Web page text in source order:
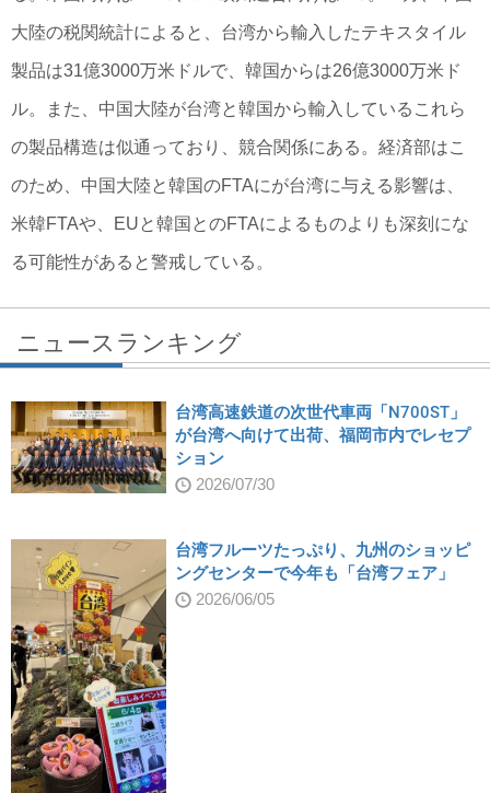
大陸の税関統計によると、台湾から輸入したテキスタイル
製品は31億3000万米ドルで、韓国からは26億3000万米ド
ル。また、中国大陸が台湾と韓国から輸入しているこれら
の製品構造は似通っており、競合関係にある。経済部はこ
のため、中国大陸と韓国のFTAにが台湾に与える影響は、
米韓FTAや、EUと韓国とのFTAによるものよりも深刻にな
る可能性があると警戒している。
ニュースランキング
台湾高速鉄道の次世代車両「N700ST」
が台湾へ向けて出荷、福岡市内でレセプ
ション
2026/07/30
台湾フルーツたっぷり、九州のショッピ
ングセンターで今年も「台湾フェア」
2026/06/05